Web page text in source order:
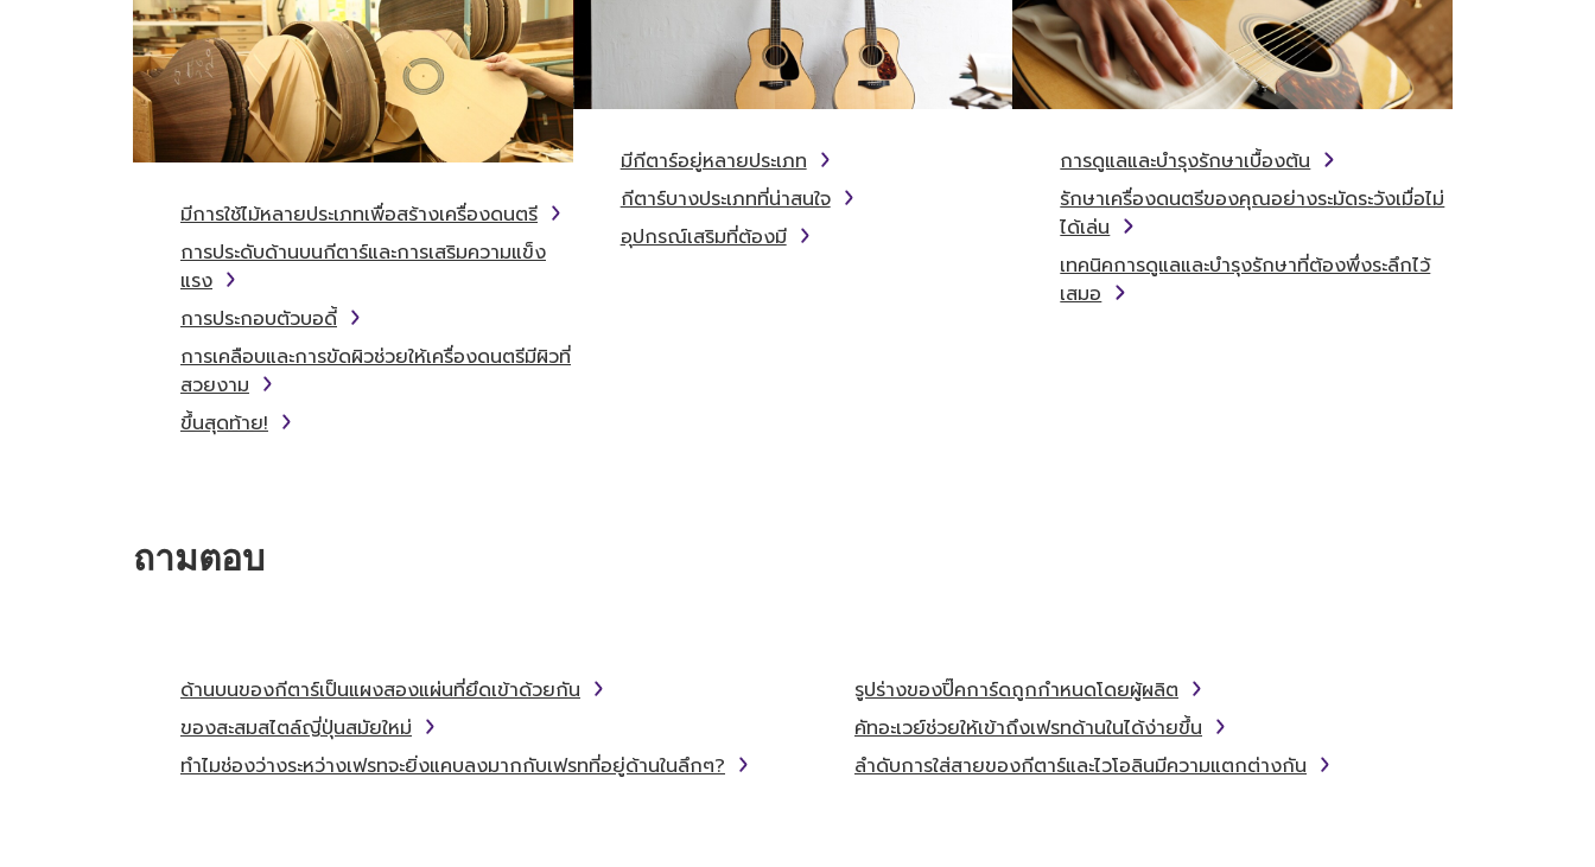
มีการใช้ไม้หลายประเภทเพื่อสร้างเครื่องดนตรี
การประดับด้านบนกีตาร์และการเสริมความแข็ง
แรง
การประกอบตัวบอดี้
การเคลือบและการขัดผิวช่วยให้เครื่องดนตรีมีผิวที่
สวยงาม
ขึ้นสุดท้าย!
มีกีตาร์อยู่หลายประเภท
กีตาร์บางประเภทที่น่าสนใจ
อุปกรณ์เสริมที่ต้องมี
การดูแลและบำรุงรักษาเบื้องต้น
รักษาเครื่องดนตรีของคุณอย่างระมัดระวังเมื่อไม่
ได้เล่น
เทคนิคการดูแลและบำรุงรักษาที่ต้องพึ่งระลึกไว้
เสมอ
ถามตอบ
ด้านบนของกีตาร์เป็นแผงสองแผ่นที่ยึดเข้าด้วยกัน
ของสะสมสไตล์ญี่ปุ่นสมัยใหม่
ทำไมช่องว่างระหว่างเฟรทจะยิ่งแคบลงมากกับเฟรทที่อยู่ด้านในลึกๆ?
รูปร่างของปิ๊คการ์ดถูกกำหนดโดยผู้ผลิต
คัทอะเวย์ช่วยให้เข้าถึงเฟรทด้านในได้ง่ายขึ้น
ลำดับการใส่สายของกีตาร์และไวโอลินมีความแตกต่างกัน